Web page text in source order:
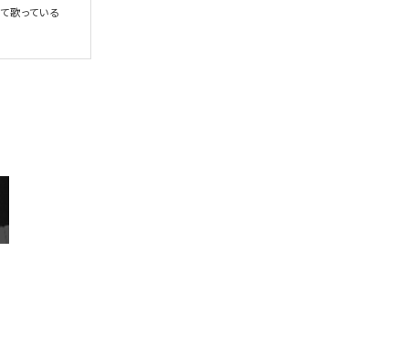
歌っている